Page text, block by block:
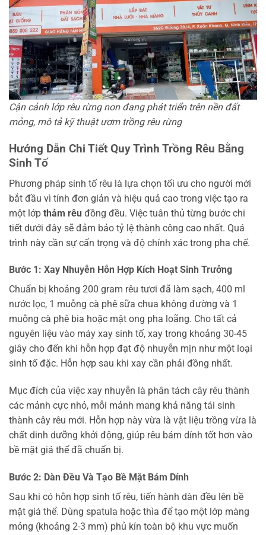
Cận cảnh lớp rêu rừng non đang phát triển trên nền đất
mỏng, mô tả kỹ thuật ươm trồng rêu rừng
Hướng Dẫn Chi Tiết Quy Trình Trồng Rêu Bằng
Sinh Tố
Phương pháp sinh tố rêu là lựa chọn tối ưu cho người mới
bắt đầu vì tính đơn giản và hiệu quả cao trong việc tạo ra
một lớp thảm rêu đồng đều. Việc tuân thủ từng bước chi
tiết dưới đây sẽ đảm bảo tỷ lệ thành công cao nhất. Quá
trình này cần sự cẩn trọng và độ chính xác trong pha chế.
Bước 1: Xay Nhuyễn Hỗn Hợp Kích Hoạt Sinh Trưởng
Chuẩn bị khoảng 200 gram rêu tươi đã làm sạch, 400 ml
nước lọc, 1 muỗng cà phê sữa chua không đường và 1
muỗng cà phê bia hoặc mật ong pha loãng. Cho tất cả
nguyên liệu vào máy xay sinh tố, xay trong khoảng 30-45
giây cho đến khi hỗn hợp đạt độ nhuyễn mịn như một loại
sinh tố đặc. Hỗn hợp sau khi xay cần phải đồng nhất.
Mục đích của việc xay nhuyễn là phân tách cây rêu thành
các mảnh cực nhỏ, mỗi mảnh mang khả năng tái sinh
thành cây rêu mới. Hỗn hợp này vừa là vật liệu trồng vừa là
chất dinh dưỡng khởi động, giúp rêu bám dính tốt hơn vào
bề mặt giá thể đã chuẩn bị.
Bước 2: Dàn Đều Và Tạo Bề Mặt Bám Dính
Sau khi có hỗn hợp sinh tố rêu, tiến hành dàn đều lên bề
mặt giá thể. Dùng spatula hoặc thìa để tạo một lớp màng
mỏng (khoảng 2-3 mm) phủ kín toàn bộ khu vực muốn